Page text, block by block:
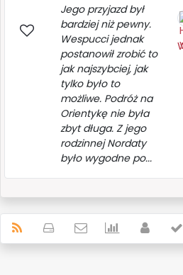
Jego przyjazd był
bardziej niż pewny.
Wespucci jednak
postanowił zrobić to
jak najszybciej, jak
tylko było to
możliwe. Podróż na
Orientykę nie była
zbyt długa. Z jego
rodzinnej Nordaty
było wygodne po...